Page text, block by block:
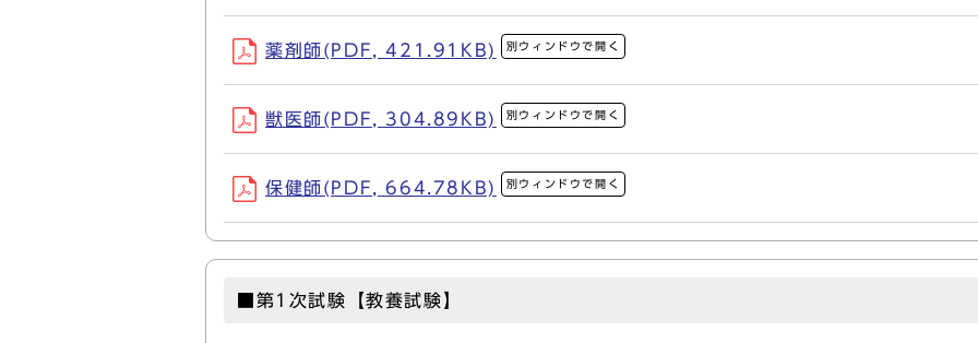
薬剤師(PDF, 421.91KB) 別ウィンドウで開く
獣医師(PDF, 304.89KB) 別ウィンドウで開く
保健師(PDF, 664.78KB) 別ウィンドウで開く
■第1次試験【教養試験】